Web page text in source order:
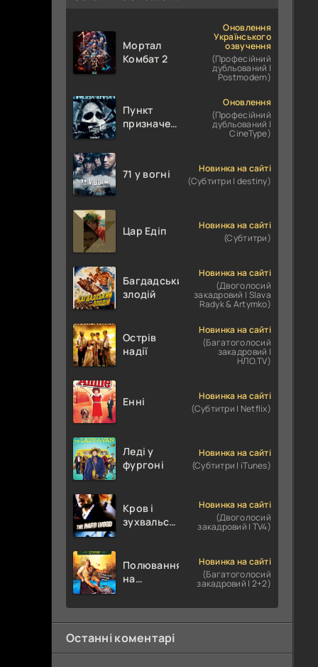
Мортал
Комбат 2
Оновлення
Українського
озвучення
(Професійний
дубльований |
Postmodern)
Пункт
призначення
Оновлення
(Професійний
дубльований |
CineType)
71 у вогні
Новинка на сайті
(Субтитри | destiny)
Цар Едіп
Новинка на сайті
(Субтитри)
Багдадський
злодій
Новинка на сайті
(Двоголосий
закадровий | Slava
Radyk & Artymko)
Острів
надії
Новинка на сайті
(Багатоголосий
закадровий |
НЛО.TV)
Енні
Новинка на сайті
(Субтитри | Netflix)
Леді у
фургоні
Новинка на сайті
(Субтитри | iTunes)
Кров і
зухвальство
Новинка на сайті
(Двоголосий
закадровий | TV4)
Полювання
на
Сутичка
Новинка на сайті
(Багатоголосий
закадровий | 2+2)
Останні коментарі